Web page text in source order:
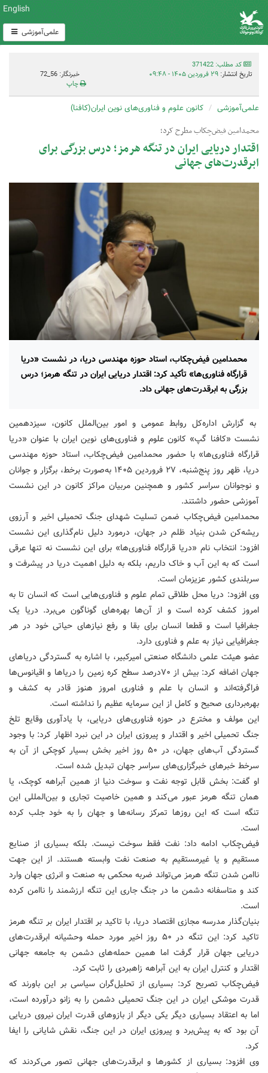
English
علمی‌آموزشی
کد مطلب: 371422
تاریخ انتشار: ۲۹ فروردین ۱۴۰۵ - ۰۹:۴۸
خبرنگار: 56_72
چاپ
علمی‌آموزشی کانون علوم و فناوری‌های نوین ایران(کافنا)
محمدامین فیض‌چکاب مطرح کرد؛
اقتدار دریایی ایران در تنگه هرمز؛ درس بزرگی برای
ابرقدرت‌های جهانی ‌
محمدامین فیض‌چکاب، استاد حوزه مهندسی دریا، در نشست «دریا
قرارگاه فناوری‌ها» تأکید کرد: اقتدار دریایی ایران در تنگه هرمز؛ درس
بزرگی به ابرقدرت‌های جهانی داد.
به گزارش اداره‌کل روابط عمومی و امور بین‌الملل کانون، سیزدهمین
نشست «کافنا گپ» کانون علوم و فناوری‌های نوین ایران با عنوان «دریا
قرارگاه فناوری‌ها» با حضور محمدامین فیض‌چکاب، استاد حوزه مهندسی
دریا، ظهر روز پنج‌شنبه، ۲۷ فروردین ۱۴۰۵ به‌صورت برخط، برگزار و جوانان
و نوجوانان سراسر کشور و همچنین مربیان مراکز کانون در این نشست
آموزشی حضور داشتند.
محمدامین فیض‌چکاب ضمن تسلیت شهدای جنگ تحمیلی اخیر و آرزوی
ریشه‌کن شدن بنیاد ظلم در جهان، درمورد دلیل نام‌گذاری این نشست
افزود: انتخاب نام «دریا قرارگاه فناوری‌ها» برای این نشست نه تنها عرقی
است که به این آب و خاک داریم، بلکه به دلیل اهمیت دریا در پیشرفت و
سربلندی کشور عزیزمان است.
وی افزود: دریا محل طلاقی تمام علوم و فناوری‌هایی است که انسان تا به
امروز کشف کرده است و از آن‌ها بهره‌های گوناگون می‌برد. دریا یک
جغرافیا است و قطعا انسان برای بقا و رفع نیازهای حیاتی خود در هر
جغرافیایی نیاز به علم و فناوری دارد.
عضو هیئت علمی دانشگاه صنعتی امیرکبیر، با اشاره به گستردگی دریاهای
جهان اضافه کرد: بیش از ۷۰درصد سطح کره زمین را دریاها و اقیانوس‌ها
فراگرفته‌اند و انسان با علم و فناوری امروز هنوز قادر به کشف و
بهره‌برداری صحیح و کامل از این سرمایه عظیم را نداشته است.
این مولف و مخترع در حوزه فناوری‌های دریایی، با یادآوری وقایع تلخ
جنگ تحمیلی اخیر و اقتدار و پیروزی ایران در این نبرد اظهار کرد: با وجود
گستردگی آب‌های جهان، در ۵۰ روز اخیر بخش بسیار کوچکی از آن به
سرخط خبرهای خبرگزاری‌های سراسر جهان تبدیل شده است.
او گفت: بخش قابل توجه نفت و سوخت دنیا از همین آبراهه کوچک، یا
همان تنگه هرمز عبور می‌کند و همین خاصیت تجاری و بین‌المللی این
تنگه است که این روزها تمرکز رسانه‌ها و جهان را به خود جلب کرده
است.
فیض‌چکاب ادامه داد: نفت فقط سوخت نیست. بلکه بسیاری از صنایع
مستقیم و یا غیرمستقیم به صنعت نفت وابسته هستند. از این جهت
ناامن شدن تنگه هرمز می‌تواند ضربه محکمی به صنعت و انرژی جهان وارد
کند و متاسفانه دشمن ما در جنگ جاری این تنگه ارزشمند را ناامن کرده
است.
بنیان‌گذار مدرسه مجازی اقتصاد دریا، با تاکید بر اقتدار ایران بر تنگه هرمز
تاکید کرد: این تنگه در ۵۰ روز اخیر مورد حمله وحشیانه ابرقدرت‌های
دریایی جهان قرار گرفت اما همین حمله‌های دشمن به جامعه جهانی
اقتدار و کنترل ایران به این آبراهه زاهبردی را ثابت کرد.
فیض‌چکاب تصریح کرد: بسیاری از تحلیل‌گران سیاسی بر این باورند که
قدرت موشکی ایران در این جنگ تحمیلی دشمن را به زانو درآورده است،
اما به اعتقاد بسیاری دیگر یکی دیگر از بازوهای قدرت ایران نیروی دریایی
آن بود که به پیش‌برد و پیروزی ایران در این جنگ، نقش شایانی را ایفا
کرد.
وی افزود: بسیاری از کشورها و ابرقدرت‌های جهانی تصور می‌کردند که